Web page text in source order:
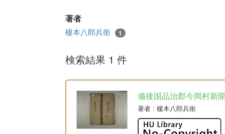
著者
榎本八郎兵衛 1
検索結果 1 件
備後国品治郡今岡村新
著者 : 榎本八郎兵衛